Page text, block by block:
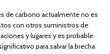
de carbono actualmente no es
con otros suministros de
y lugares y es probable
para salvar la brecha